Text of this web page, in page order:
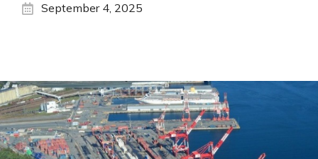
September 4, 2025